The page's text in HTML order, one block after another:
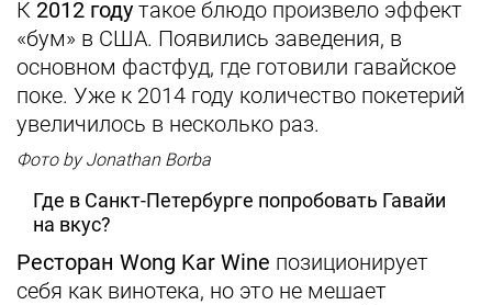
К 2012 году такое блюдо произвело эффект
«бум» в США. Появились заведения, в
основном фастфуд, где готовили гавайское
поке. Уже к 2014 году количество покетерий
увеличилось в несколько раз.
Фото by Jonathan Borba
Где в Санкт-Петербурге попробовать Гавайи
на вкус?
Ресторан Wong Kar Wine позиционирует
себя как винотека, но это не мешает